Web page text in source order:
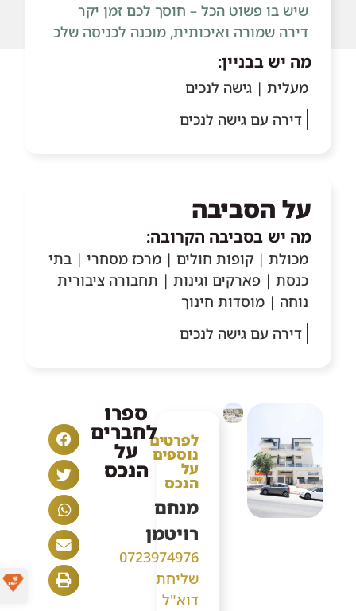
שיש בו פשוט הכל – חוסך לכם זמן יקר
דירה שמורה ואיכותית, מוכנה לכניסה שלכ
מה יש בבניין:
מעלית | גישה לנכים
דירה עם גישה לנכים
על הסביבה
מה יש בסביבה הקרובה:
מכולת | קופות חולים | מרכז מסחרי | בתי
כנסת | פארקים וגינות | תחבורה ציבורית
נוחה | מוסדות חינוך
דירה עם גישה לנכים
לפרטים
נוספים
על
הנכס
מנחם
רויטמן
0723974976
שליחת
דוא"ל
ספרו
לחברים
על
הנכס